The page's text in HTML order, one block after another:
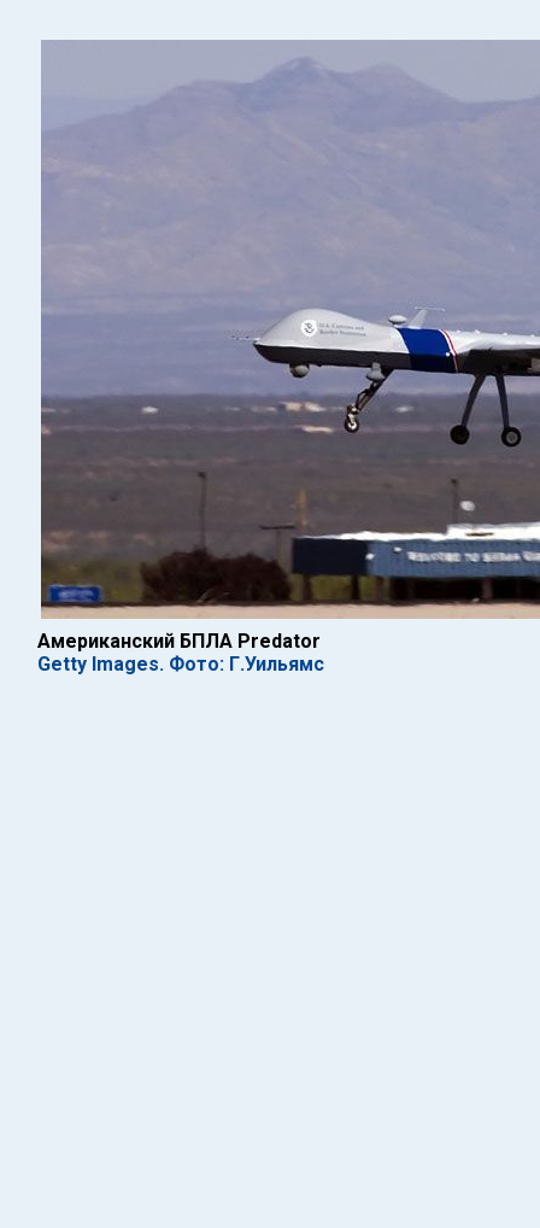
Американский БПЛА Predator
Getty Images. Фото: Г.Уильямс